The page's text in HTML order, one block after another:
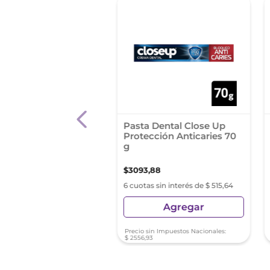
Dental Parodontax
Pasta Dental Close Up
Protección Anticaries 70
g
$3093,88
6 cuotas sin interés de $ 515,64
Agregar
Precio sin Impuestos Nacionales:
$ 2556,93